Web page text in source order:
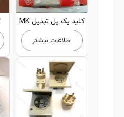
کلید یک پل تبدیل MK
اطلاعات بیشتر